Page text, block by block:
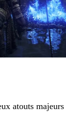
atouts